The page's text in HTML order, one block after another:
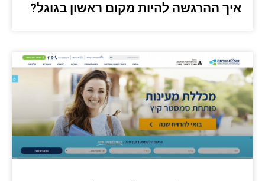
איך ההרגשה להיות מקום ראשון בגוגל?